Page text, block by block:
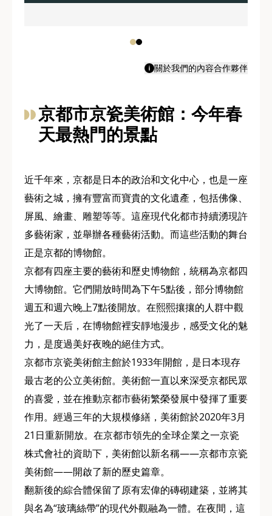
關於我們的內容合作夥伴
京都市京瓷美術館：今年春
天最熱門的景點
近千年來，京都是日本的政治和文化中心，也是一座
藝術之城，擁有豐富而寶貴的文化遺產，包括佛像、
屏風、繪畫、雕塑等等。這座現代化都市持續湧現許
多藝術家，並舉辦各種藝術活動。而這些活動的舞台
正是京都的博物館。
京都有四座主要的藝術和歷史博物館，統稱為京都四
大博物館。它們開放時間為下午5點後，部分博物館
週五和週六晚上7點後開放。在熙熙攘攘的人群中觀
光了一天后，在博物館裡安靜地漫步，感受文化的魅
力，是度過美好夜晚的絕佳方式。
京都市京瓷美術館主館於1933年開館，是日本現存
最古老的公立美術館。美術館一直以來深受京都民眾
的喜愛，並在推動京都市藝術繁榮發展中發揮了重要
作用。經過三年的大規模修繕，美術館於2020年3月
21日重新開放。在京都市領先的全球企業之一京瓷
株式會社的資助下，美術館以新名稱——京都市京瓷
美術館——開啟了新的歷史篇章。
翻新後的綜合體保留了原有宏偉的磚砌建築，並將其
與名為“玻璃絲帶”的現代外觀融為一體。在夜間，這